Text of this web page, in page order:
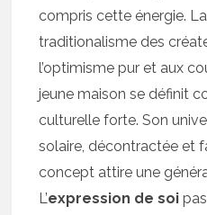
compris cette énergie.
traditionalisme des
l’optimisme pur et aux
jeune maison se définit
culturelle forte. Son
solaire, décontractée et
concept attire une
L’expression de soi